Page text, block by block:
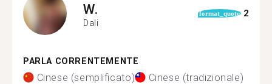
W.
Dali
format_quote 2
PARLA CORRENTEMENTE
Cinese (semplificato) Cinese (tradizionale)